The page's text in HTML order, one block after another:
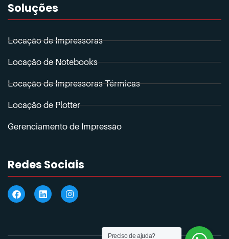
Soluções
Locação de Impressoras
Locação de Notebooks
Locação de Impressoras Térmicas
Locação de Plotter
Gerenciamento de Impressão
Redes Sociais
Preciso de ajuda?